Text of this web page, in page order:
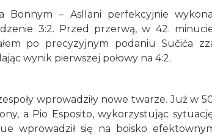
– Asllani perfekcyjnie
3:2. Przed przerwą, w 42.
po precyzyjnym podaniu Sučića
wynik pierwszej połowy na 4:2.
wprowadziły nowe twarze. Już w
a Pio Esposito, wykorzystując
wprowadził się na boisko